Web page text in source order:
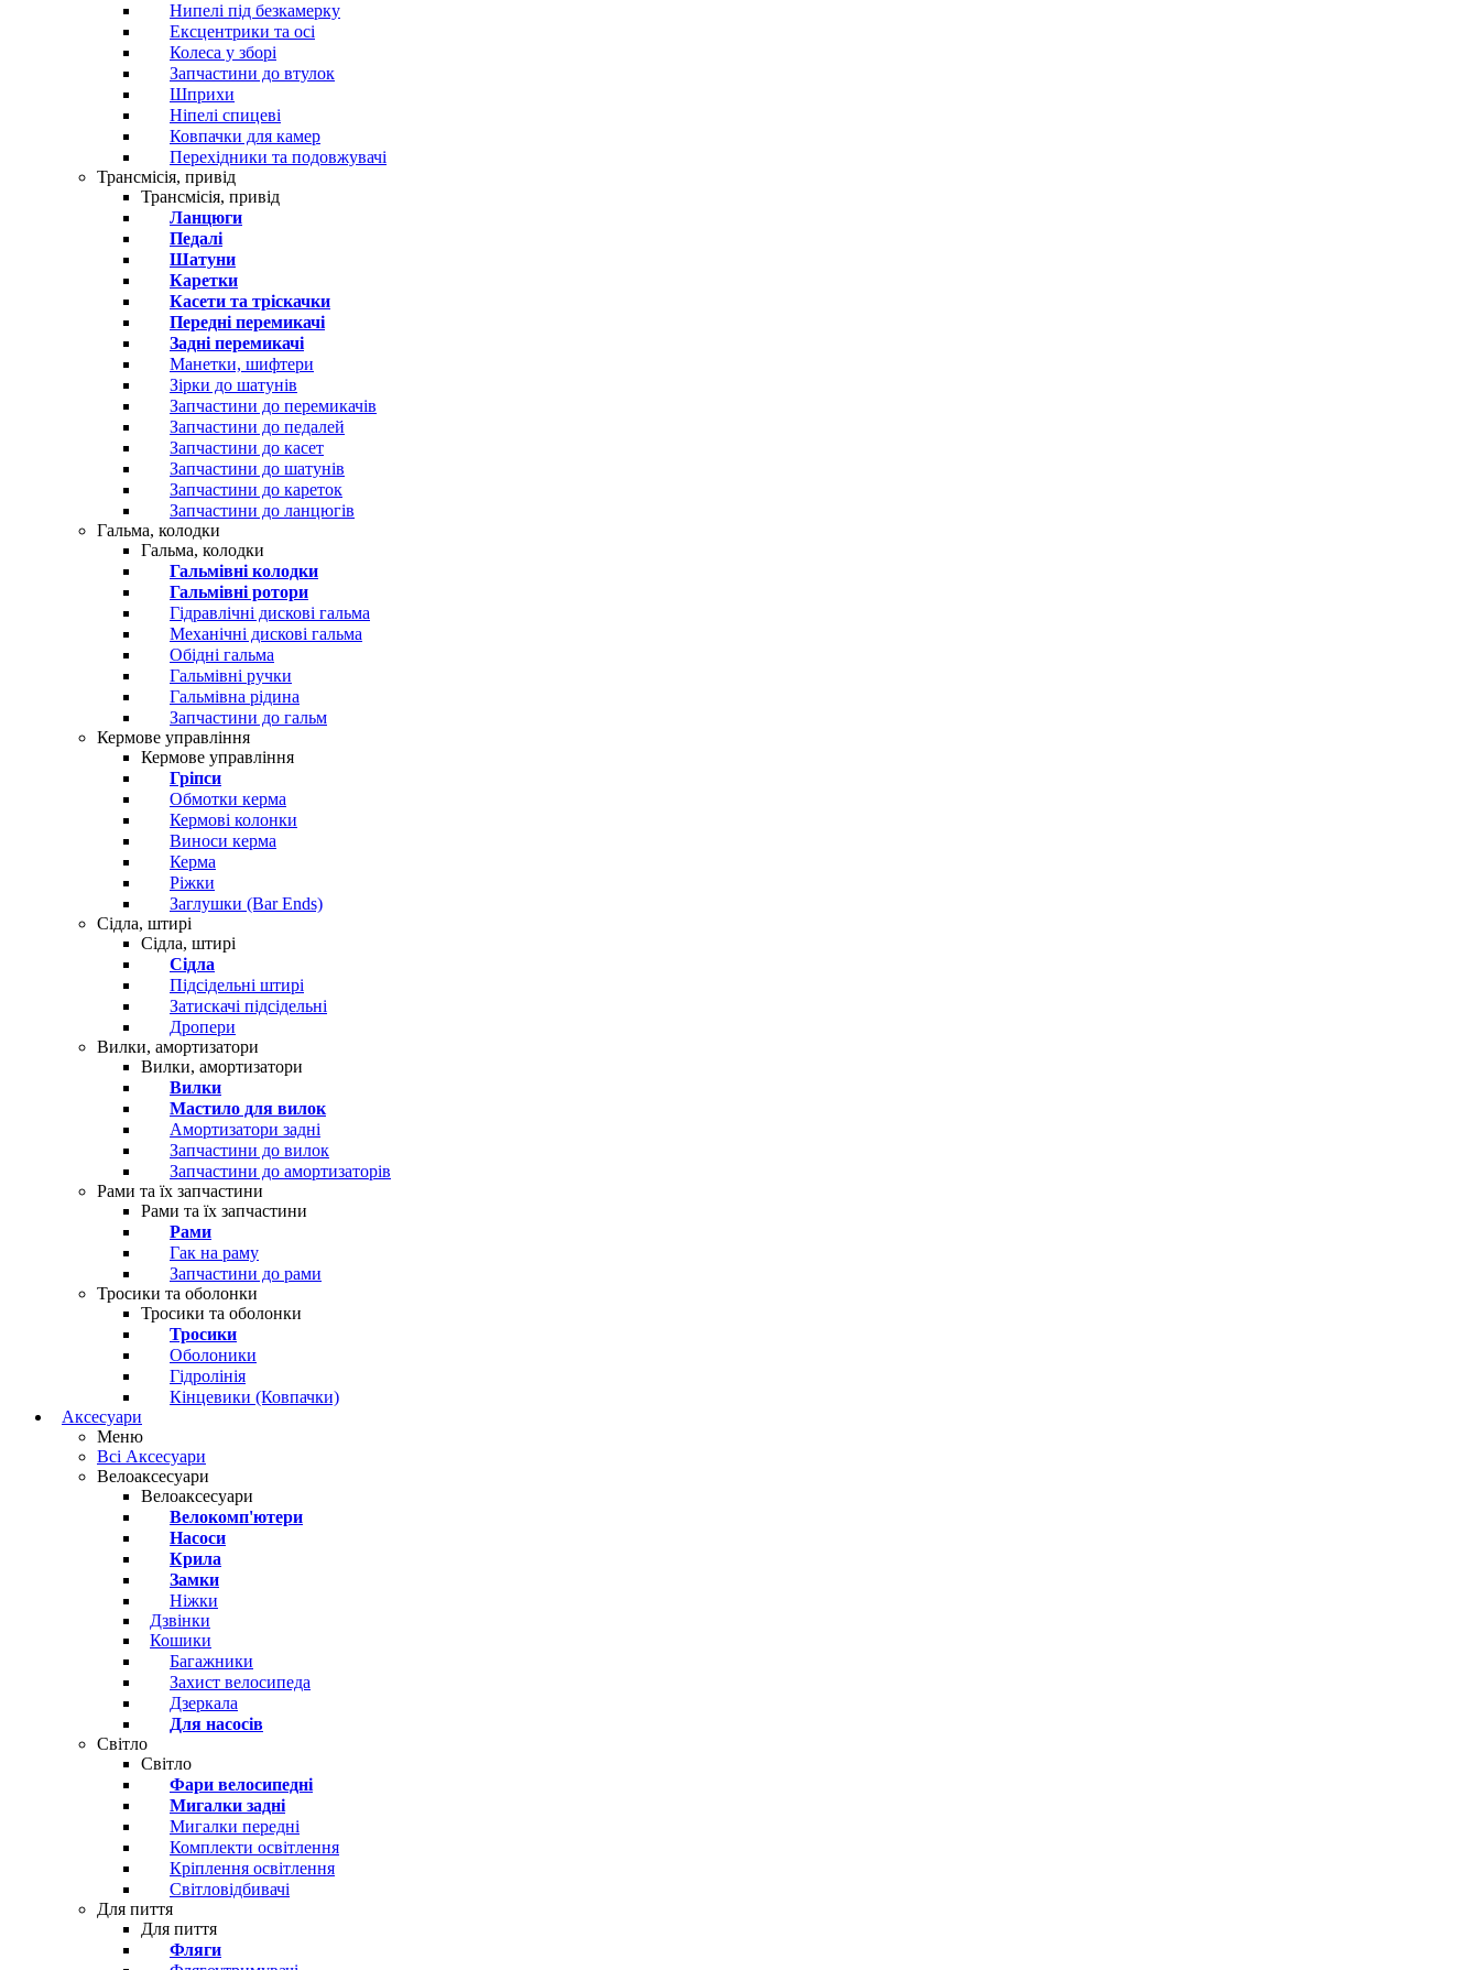
Нипелі під безкамерку
Ексцентрики та осі
Колеса у зборі
Запчастини до втулок
Шприхи
Ніпелі спицеві
Ковпачки для камер
Перехідники та подовжувачі
Трансмісія, привід
Трансмісія, привід
Ланцюги
Педалі
Шатуни
Каретки
Касети та тріскачки
Передні перемикачі
Задні перемикачі
Манетки, шифтери
Зірки до шатунів
Запчастини до перемикачів
Запчастини до педалей
Запчастини до касет
Запчастини до шатунів
Запчастини до кареток
Запчастини до ланцюгів
Гальма, колодки
Гальма, колодки
Гальмівні колодки
Гальмівні ротори
Гідравлічні дискові гальма
Механічні дискові гальма
Обідні гальма
Гальмівні ручки
Гальмівна рідина
Запчастини до гальм
Кермове управління
Кермове управління
Гріпси
Обмотки керма
Кермові колонки
Виноси керма
Керма
Ріжки
Заглушки (Bar Ends)
Сідла, штирі
Сідла, штирі
Сідла
Підсідельні штирі
Затискачі підсідельні
Дропери
Вилки, амортизатори
Вилки, амортизатори
Вилки
Мастило для вилок
Амортизатори задні
Запчастини до вилок
Запчастини до амортизаторів
Рами та їх запчастини
Рами та їх запчастини
Рами
Гак на раму
Запчастини до рами
Тросики та оболонки
Тросики та оболонки
Тросики
Оболоники
Гідролінія
Кінцевики (Ковпачки)
Аксесуари
Меню
Всі Аксесуари
Велоаксесуари
Велоаксесуари
Велокомп'ютери
Насоси
Крила
Замки
Ніжки
Дзвінки
Кошики
Багажники
Захист велосипеда
Дзеркала
Для насосів
Світло
Світло
Фари велосипедні
Мигалки задні
Мигалки передні
Комплекти освітлення
Кріплення освітлення
Світловідбивачі
Для пиття
Для пиття
Фляги